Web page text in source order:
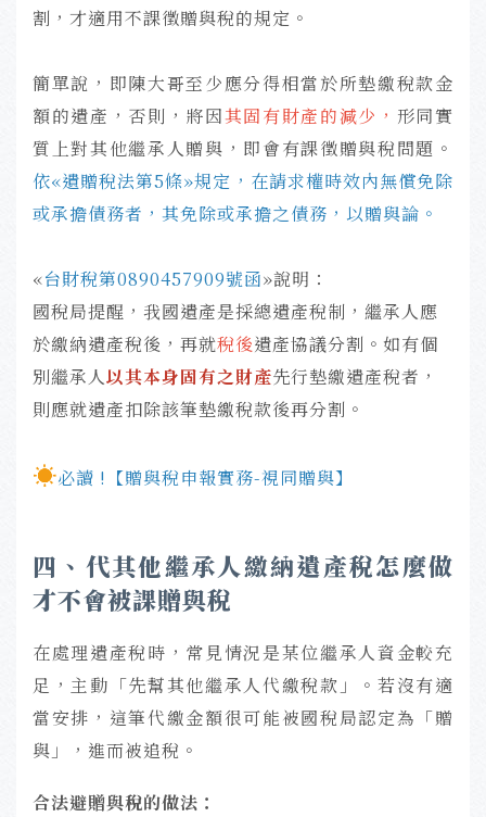
割，才適用不課徵贈與稅的規定。
簡單說，即陳大哥至少應分得相當於所墊繳稅款金
額的遺產，否則，將因其固有財產的減少， 形同實
質上對其他繼承人贈與，即會有課徵贈與稅問題。
依«遺贈稅法第5條»規定，在請求權時效內無償免除
或承擔債務者，其免除或承擔之債務，以贈與論。
«台財稅第0890457909號函»說明：
國稅局提醒，我國遺產是採總遺產稅制，繼承人應
於繳納遺產稅後，再就稅後遺產協議分割。 如有個
別繼承人以其本身固有之財產先行墊繳遺產稅者，
則應就遺產扣除該筆墊繳稅款後再分割。
☀︎必讀 ! 【贈與稅申報實務-視同贈與】
四、代其他繼承人繳納遺產稅怎麼做
才不會被課贈與稅
在處理遺產稅時，常見情況是某位繼承人資金較充
足，主動「先幫其他繼承人代繳稅款」。若沒有適
當安排，這筆代繳金額很可能被國稅局認定為「贈
與」，進而被追稅。
合法避贈與稅的做法：